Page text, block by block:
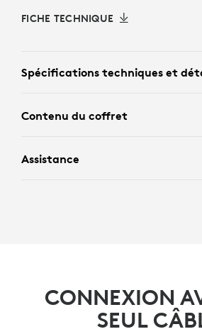
FICHE TECHNIQUE
Spécifications techniques et
Contenu du coffret
Assistance
CONNEXION
SEUL